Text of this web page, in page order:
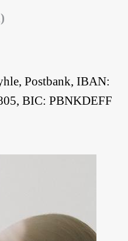
Postbank, IBAN:
BIC: PBNKDEFF